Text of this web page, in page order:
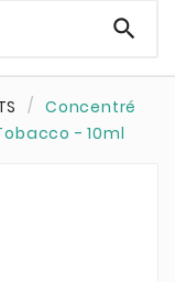

Concentré
- 10ml